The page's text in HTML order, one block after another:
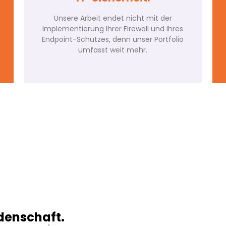
Unsere Arbeit endet nicht mit der
Implementierung Ihrer Firewall und Ihres
Endpoint-Schutzes, denn unser Portfolio
umfasst weit mehr.